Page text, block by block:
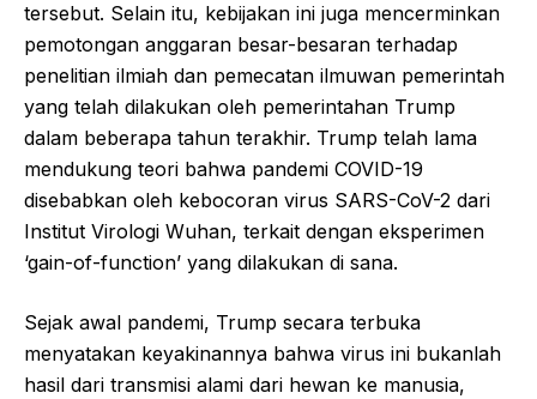
tersebut. Selain itu, kebijakan ini juga mencerminkan
pemotongan anggaran besar-besaran terhadap
penelitian ilmiah dan pemecatan ilmuwan pemerintah
yang telah dilakukan oleh pemerintahan Trump
dalam beberapa tahun terakhir. Trump telah lama
mendukung teori bahwa pandemi COVID-19
disebabkan oleh kebocoran virus SARS-CoV-2 dari
Institut Virologi Wuhan, terkait dengan eksperimen
‘gain-of-function’ yang dilakukan di sana.
Sejak awal pandemi, Trump secara terbuka
menyatakan keyakinannya bahwa virus ini bukanlah
hasil dari transmisi alami dari hewan ke manusia,